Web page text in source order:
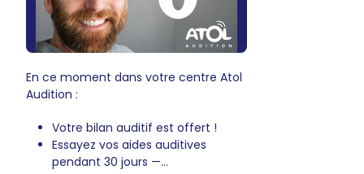
En ce moment dans votre centre Atol
Audition :
Votre bilan auditif est offert !
Essayez vos aides auditives
pendant 30 jours —...